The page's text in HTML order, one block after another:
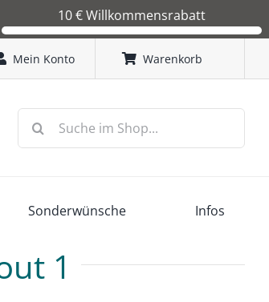
10 € Willkommensrabatt
Sie erhalten bei Ihrer Erstbestellung einen 10 €
Gutschein. Code: TombolaLos2026
Mein Konto Warenkorb
Suche
nach:
Sonderwünsche Infos
1